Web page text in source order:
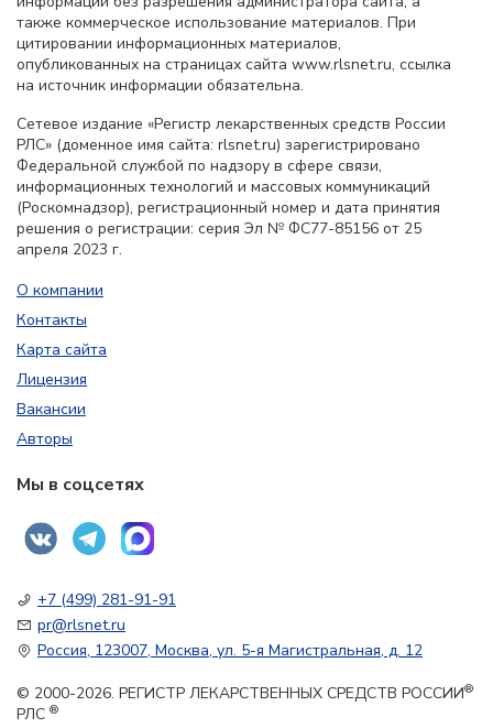
также коммерческое использование материалов. При
цитировании информационных материалов,
опубликованных на страницах сайта www.rlsnet.ru, ссылка
на источник информации обязательна.
Сетевое издание «Регистр лекарственных средств России
РЛС» (доменное имя сайта: rlsnet.ru) зарегистрировано
Федеральной службой по надзору в сфере связи,
информационных технологий и массовых коммуникаций
(Роскомнадзор), регистрационный номер и дата принятия
решения о регистрации: серия Эл № ФС77-85156 от 25
апреля 2023 г.
О компании
Контакты
Карта сайта
Лицензия
Вакансии
Авторы
Мы в соцсетях
+7 (499) 281-91-91
pr@rlsnet.ru
Россия, 123007, Москва, ул. 5-я Магистральная, д. 12
© 2000-2026. РЕГИСТР ЛЕКАРСТВЕННЫХ СРЕДСТВ РОССИИ®
РЛС ®